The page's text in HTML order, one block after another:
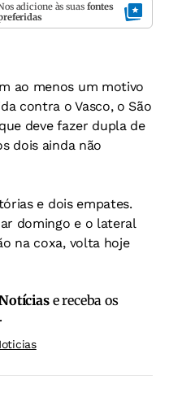
adicione às suas fontes
ao menos um motivo
contra o Vasco, o São
deve fazer dupla de
dois ainda não
e dois empates.
domingo e o lateral
na coxa, volta hoje
e receba os